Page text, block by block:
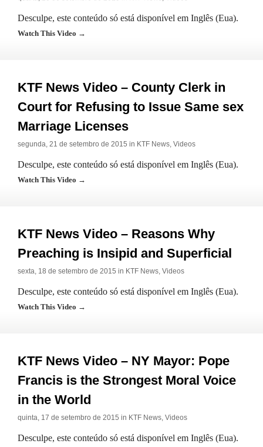
Desculpe, este conteúdo só está disponível em Inglês (Eua).
Watch This Video →
KTF News Video – County Clerk in
Court for Refusing to Issue Same sex
Marriage Licenses
segunda, 21 de setembro de 2015 in KTF News, Videos
Desculpe, este conteúdo só está disponível em Inglês (Eua).
Watch This Video →
KTF News Video – Reasons Why
Preaching is Insipid and Superficial
sexta, 18 de setembro de 2015 in KTF News, Videos
Desculpe, este conteúdo só está disponível em Inglês (Eua).
Watch This Video →
KTF News Video – NY Mayor: Pope
Francis is the Strongest Moral Voice
in the World
quinta, 17 de setembro de 2015 in KTF News, Videos
Desculpe, este conteúdo só está disponível em Inglês (Eua).